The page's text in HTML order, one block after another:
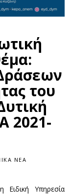
του
2021-
ΝΈΑ
Ειδική Υπηρεσία